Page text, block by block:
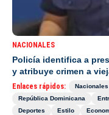
NACIONALES
Policía identifica a
y atribuye crimen a
Enlaces rápidos: Nacionales
República Dominicana
Deportes
Estilo